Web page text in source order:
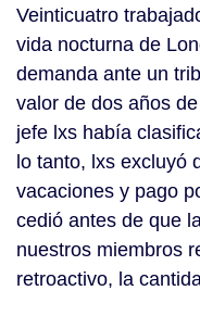
Veinticuatro
vida nocturna de
demanda ante un
valor de dos años
jefe lxs había
lo tanto, lxs excluyó
vacaciones y pago
cedió antes de que
nuestros miembros
retroactivo, la